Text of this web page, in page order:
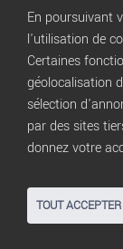
En poursuivant
l'utilisation de
Certaines
géolocalisation
sélection
par des sites
donnez votre
TOUT ACCEPTER